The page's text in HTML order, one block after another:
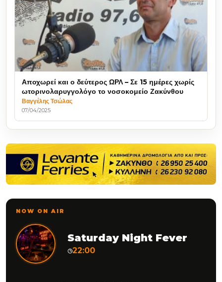
Αποχωρεί και ο δεύτερος ΩΡΛ – Σε 15 ημέρες χωρίς
ωτορινολαρυγγολόγο το νοσοκομείο Ζακύνθου
Βαγγέλης Τσώλας
07/04/2025
NOW ON AIR
Saturday Night Fever
◷22:00